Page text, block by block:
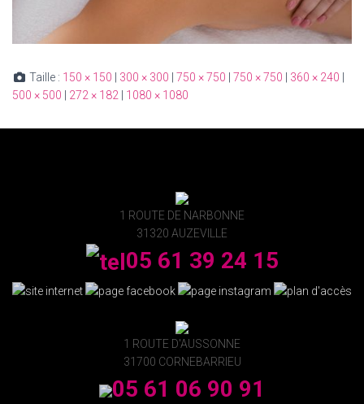
Taille : 150 × 150 300 × 300 750 × 750 750 × 750 360 × 240
500 × 500
272 × 182 1080 × 1080
1 ROUTE DE NARBONNE
31320 AUZEVILLE
05 61 39 24 15
1 ROUTE D'AUSSONNE
31700 CORNEBARRIEU
05 61 06 90 91